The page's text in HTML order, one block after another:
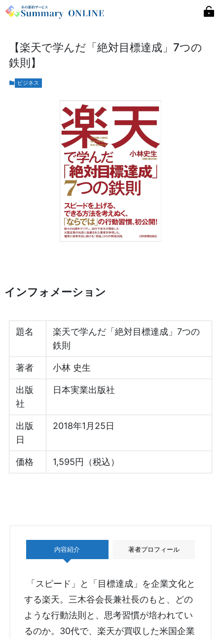
【楽天で学んだ「絶対目標達成」7つの
鉄則】
ビジネス
インフォメーション
題名
楽天で学んだ「絶対目標達成」7つの
鉄則
著者 小林 史生
出版
社
日本実業出版社
出版
日
2018年1月25日
価格 1,595円（税込）
内容紹介 著者プロフィール
「スピード」と「目標達成」を企業文化と
する楽天。三木谷会長兼社長のもと、どの
ような行動法則と、思考習慣が培われてい
るのか。30代で、楽天が買収した米国企業